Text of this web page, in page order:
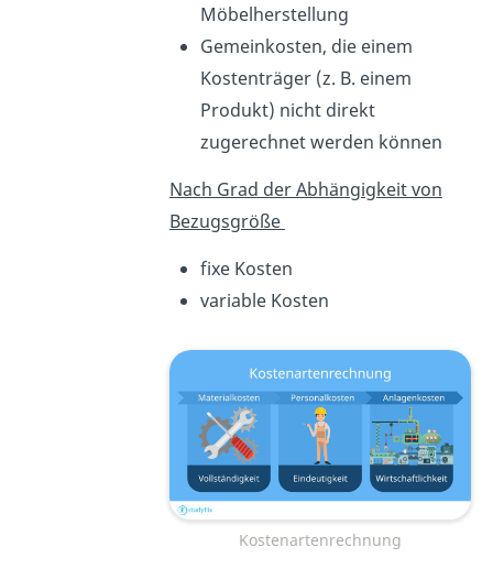
Möbelherstellung
Gemeinkosten, die einem
Kostenträger (z. B. einem
Produkt) nicht direkt
zugerechnet werden können
Nach Grad der Abhängigkeit von
Bezugsgröße
fixe Kosten
variable Kosten
Kostenartenrechnung